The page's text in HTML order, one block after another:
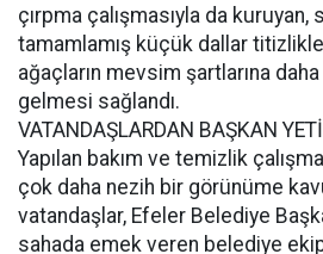
çırpma çalışmasıyla da
tamamlamış küçük dallar
ağaçların mevsim şartlarına daha
gelmesi sağlandı.
VATANDAŞLARDAN BAŞKAN
Yapılan bakım ve temizlik
çok daha nezih bir görünüme
vatandaşlar, Efeler Belediye
sahada emek veren belediye